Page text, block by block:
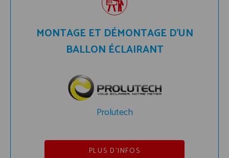
MONTAGE ET DÉMONTAGE D’UN
BALLON ÉCLAIRANT
Prolutech
PLUS D'INFOS